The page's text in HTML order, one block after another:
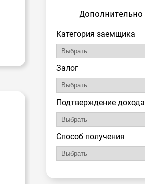
Дополнительно
Категория заемщика
Залог
Подтверждение дохода
Способ получения